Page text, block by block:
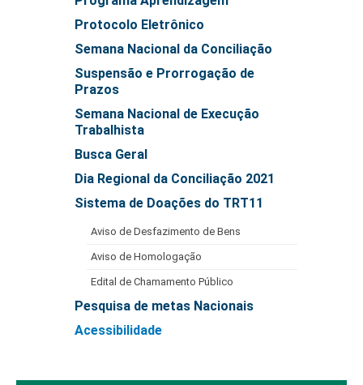
Governança
Governança de TI
Gestão Estratégica
Governança das Contratações Obras
Rede de Governança Colaborativa
Gestão de Riscos
Laboratório de Inovação
Assessoria de Governança de Gestão de Pessoas
Biblioteca
Centro de Memória
Protocolo Eletrônico
Semana Nacional da Conciliação
Suspensão e Prorrogação de
Prazos
Semana Nacional de Execução
Trabalhista
Busca Geral
Dia Regional da Conciliação 2021
Sistema de Doações do TRT11
Aviso de Desfazimento de Bens
Aviso de Homologação
Edital de Chamamento Público
Pesquisa de metas Nacionais
Acessibilidade